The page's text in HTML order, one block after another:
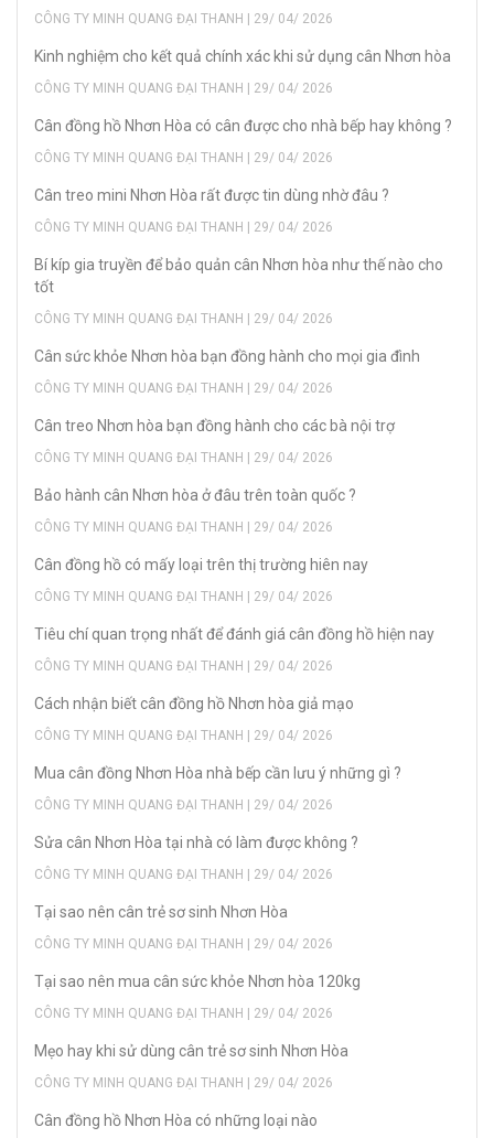
CÔNG TY MINH QUANG ĐẠI THANH | 29/ 04/ 2026
Kinh nghiệm cho kết quả chính xác khi sử dụng cân Nhơn hòa
CÔNG TY MINH QUANG ĐẠI THANH | 29/ 04/ 2026
Cân đồng hồ Nhơn Hòa có cân được cho nhà bếp hay không ?
CÔNG TY MINH QUANG ĐẠI THANH | 29/ 04/ 2026
Cân treo mini Nhơn Hòa rất được tin dùng nhờ đâu ?
CÔNG TY MINH QUANG ĐẠI THANH | 29/ 04/ 2026
Bí kíp gia truyền để bảo quản cân Nhơn hòa như thế nào cho
tốt
CÔNG TY MINH QUANG ĐẠI THANH | 29/ 04/ 2026
Cân sức khỏe Nhơn hòa bạn đồng hành cho mọi gia đình
CÔNG TY MINH QUANG ĐẠI THANH | 29/ 04/ 2026
Cân treo Nhơn hòa bạn đồng hành cho các bà nội trợ
CÔNG TY MINH QUANG ĐẠI THANH | 29/ 04/ 2026
Bảo hành cân Nhơn hòa ở đâu trên toàn quốc ?
CÔNG TY MINH QUANG ĐẠI THANH | 29/ 04/ 2026
Cân đồng hồ có mấy loại trên thị trường hiên nay
CÔNG TY MINH QUANG ĐẠI THANH | 29/ 04/ 2026
Tiêu chí quan trọng nhất để đánh giá cân đồng hồ hiện nay
CÔNG TY MINH QUANG ĐẠI THANH | 29/ 04/ 2026
Cách nhận biết cân đồng hồ Nhơn hòa giả mạo
CÔNG TY MINH QUANG ĐẠI THANH | 29/ 04/ 2026
Mua cân đồng Nhơn Hòa nhà bếp cần lưu ý những gì ?
CÔNG TY MINH QUANG ĐẠI THANH | 29/ 04/ 2026
Sửa cân Nhơn Hòa tại nhà có làm được không ?
CÔNG TY MINH QUANG ĐẠI THANH | 29/ 04/ 2026
Tại sao nên cân trẻ sơ sinh Nhơn Hòa
CÔNG TY MINH QUANG ĐẠI THANH | 29/ 04/ 2026
Tại sao nên mua cân sức khỏe Nhơn hòa 120kg
CÔNG TY MINH QUANG ĐẠI THANH | 29/ 04/ 2026
Mẹo hay khi sử dùng cân trẻ sơ sinh Nhơn Hòa
CÔNG TY MINH QUANG ĐẠI THANH | 29/ 04/ 2026
Cân đồng hồ Nhơn Hòa có những loại nào